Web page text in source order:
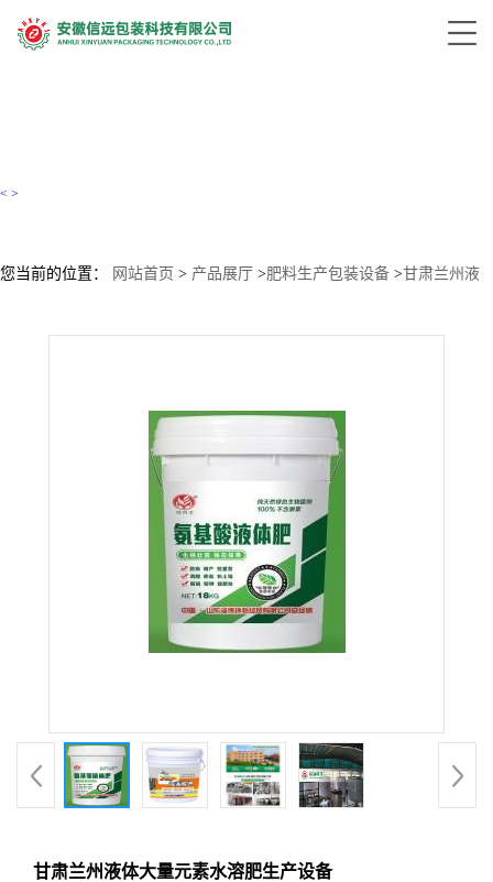
< >
您当前的位置： 网站首页 > 产品展厅 >肥料生产包装设备 >甘肃兰州液
甘肃兰州液体大量元素水溶肥生产设备